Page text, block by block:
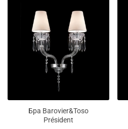
Бра Barovier&Toso
Président